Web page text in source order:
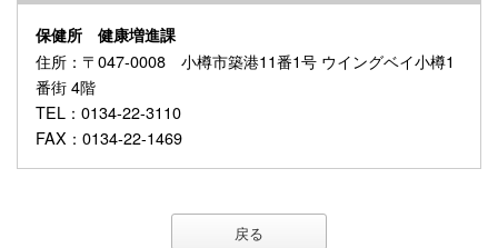
保健所 健康増進課
住所 ：〒047-0008 小樽市築港11番1号 ウイングベイ小樽1
番街 4階
TEL ：0134-22-3110
FAX ：0134-22-1469
戻る